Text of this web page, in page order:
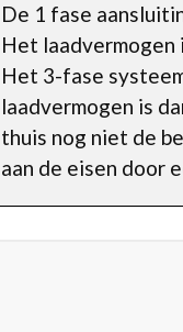
De 1 fase
Het laadvermogen
Het 3-fase
laadvermogen is
thuis nog niet de
aan de eisen door